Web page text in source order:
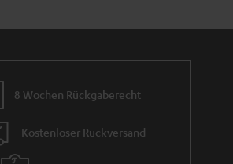
8 Wochen Rückgaberecht
Kostenloser Rückversand